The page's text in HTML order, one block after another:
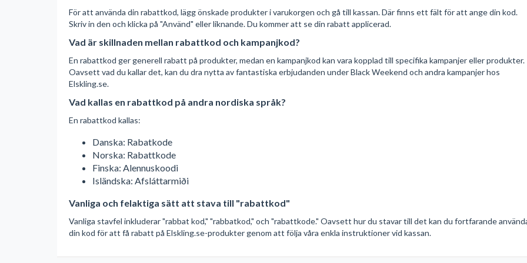
För att använda din rabattkod, lägg önskade produkter i varukorgen och gå till kassan. Där finns ett fält för att ange din kod.
Skriv in den och klicka på "Använd" eller liknande. Du kommer att se din rabatt applicerad.
Vad är skillnaden mellan rabattkod och kampanjkod?
En rabattkod ger generell rabatt på produkter, medan en kampanjkod kan vara kopplad till specifika kampanjer eller produkter.
Oavsett vad du kallar det, kan du dra nytta av fantastiska erbjudanden under Black Weekend och andra kampanjer hos
Elskling.se.
Vad kallas en rabattkod på andra nordiska språk?
En rabattkod kallas:
Danska: Rabatkode
Norska: Rabattkode
Finska: Alennuskoodi
Isländska: Afsláttarmiði
Vanliga och felaktiga sätt att stava till "rabattkod"
Vanliga stavfel inkluderar "rabbat kod," "rabbatkod," och "rabattkode." Oavsett hur du stavar till det kan du fortfarande
din kod för att få rabatt på Elskling.se-produkter genom att följa våra enkla instruktioner vid kassan.